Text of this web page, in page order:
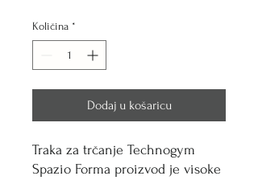
Količina *
Dodaj u košaricu
Traka za trčanje Technogym
Spazio Forma proizvod je visoke